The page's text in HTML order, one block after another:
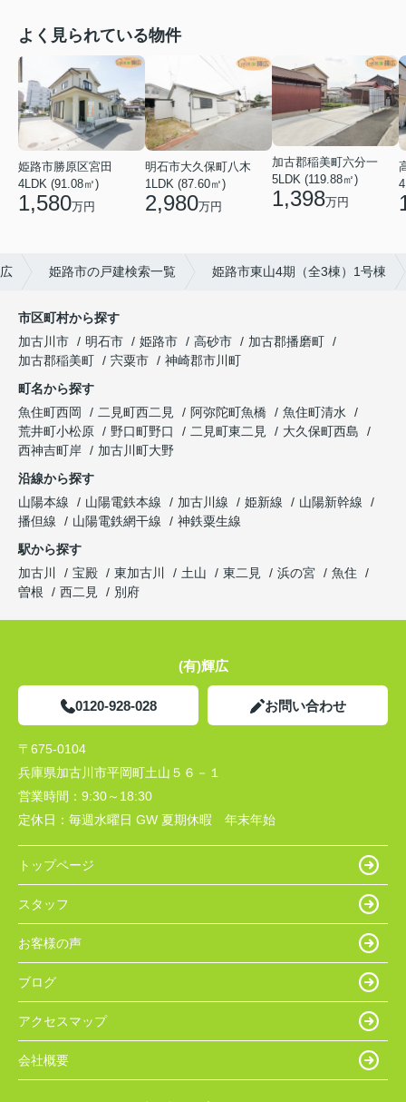
よく見られている物件
姫路市勝原区宮田
4LDK (91.08㎡)
1,580万円
明石市大久保町八木
1LDK (87.60㎡)
2,980万円
加古郡稲美町六分一
5LDK (119.88㎡)
1,398万円
姫路市の戸建検索一覧 姫路市東山4期（全3棟）1号棟
市区町村から探す
加古川市
明石市 姫路市 高砂市
加古郡播磨町
加古郡稲美町
宍粟市
神崎郡市川町
町名から探す
魚住町西岡
二見町西二見 阿弥陀町魚橋
魚住町清水
荒井町小松原
野口町野口 二見町東二見
大久保町西島
西神吉町岸
加古川町大野
沿線から探す
山陽本線
山陽電鉄本線 加古川線 姫新線
山陽新幹線
播但線
山陽電鉄網干線
神鉄粟生線
駅から探す
加古川
宝殿 東加古川 土山 東二見 浜の宮
魚住
曽根
西二見 別府
(有)輝広
0120-928-028 お問い合わせ
〒675-0104
兵庫県加古川市平岡町土山５６－１
営業時間： 9:30～18:30
定休日： 毎週水曜日 GW 夏期休暇 年末年始
トップページ
スタッフ
お客様の声
ブログ
アクセスマップ
会社概要